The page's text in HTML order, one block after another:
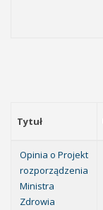
Tytuł
Opinia o Projekt
rozporządzenia
Ministra
Zdrowia